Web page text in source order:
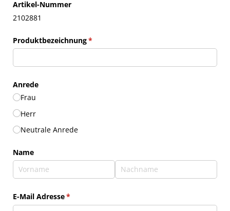
Artikel-Nummer
2102881
Produktbezeichnung*
(erforderlich)
Anrede
Frau
Herr
Neutrale Anrede
Name
E-Mail Adresse*
(erforderlich)